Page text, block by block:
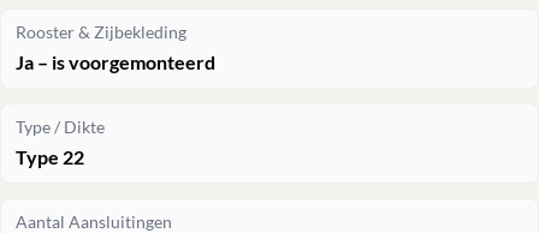
Rooster & Zijbekleding
Ja – is voorgemonteerd
Type / Dikte
Type 22
Aantal Aansluitingen